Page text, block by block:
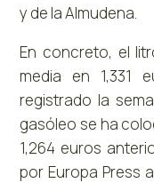
y de la Almudena.
En concreto, el
media en 1,331
registrado la
gasóleo se ha
1,264 euros
por Europa Press